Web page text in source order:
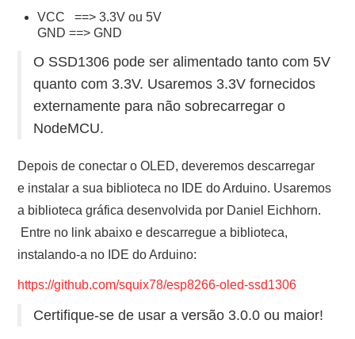
VCC ==> 3.3V ou 5V
GND ==> GND
O SSD1306 pode ser alimentado tanto com 5V
quanto com 3.3V. Usaremos 3.3V fornecidos
externamente para não sobrecarregar o
NodeMCU.
Depois de conectar o OLED, deveremos descarregar
e instalar a sua biblioteca no IDE do Arduino. Usaremos
a biblioteca gráfica desenvolvida por Daniel Eichhorn.
Entre no link abaixo e descarregue a biblioteca,
instalando-a no IDE do Arduino:
https://github.com/squix78/esp8266-oled-ssd1306
Certifique-se de usar a versão 3.0.0 ou maior!